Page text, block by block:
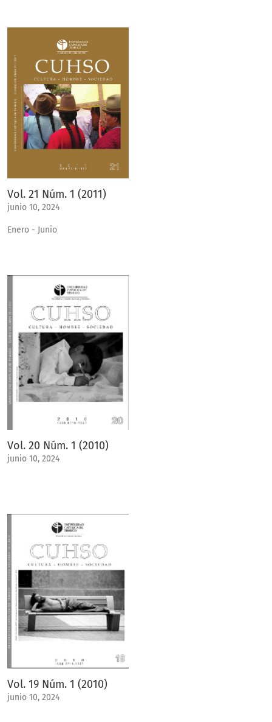
Vol. 21 Núm. 1 (2011)
junio 10, 2024
Enero - Junio
Vol. 20 Núm. 1 (2010)
junio 10, 2024
Vol. 19 Núm. 1 (2010)
junio 10, 2024